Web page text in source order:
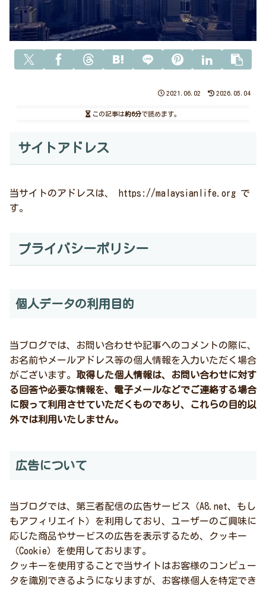
2021.06.02 2026.05.04
この記事は約6分で読めます。
サイトアドレス
当サイトのアドレスは、 https://malaysianlife.org で
す。
プライバシーポリシー
個人データの利用目的
当ブログでは、お問い合わせや記事へのコメントの際に、
お名前やメールアドレス等の個人情報を入力いただく場合
がございます。 取得した個人情報は、お問い合わせに対す
る回答や必要な情報を、電子メールなどでご連絡する場合
に限って利用させていただくものであり、これらの目的以
外では利用いたしません。
広告について
当ブログでは、第三者配信の広告サービス（A8.net、もし
もアフィリエイト）を利用しており、ユーザーのご興味に
応じた商品やサービスの広告を表示するため、クッキー
（Cookie）を使用しております。
クッキーを使用することで当サイトはお客様のコンピュー
タを識別できるようになりますが、お客様個人を特定でき